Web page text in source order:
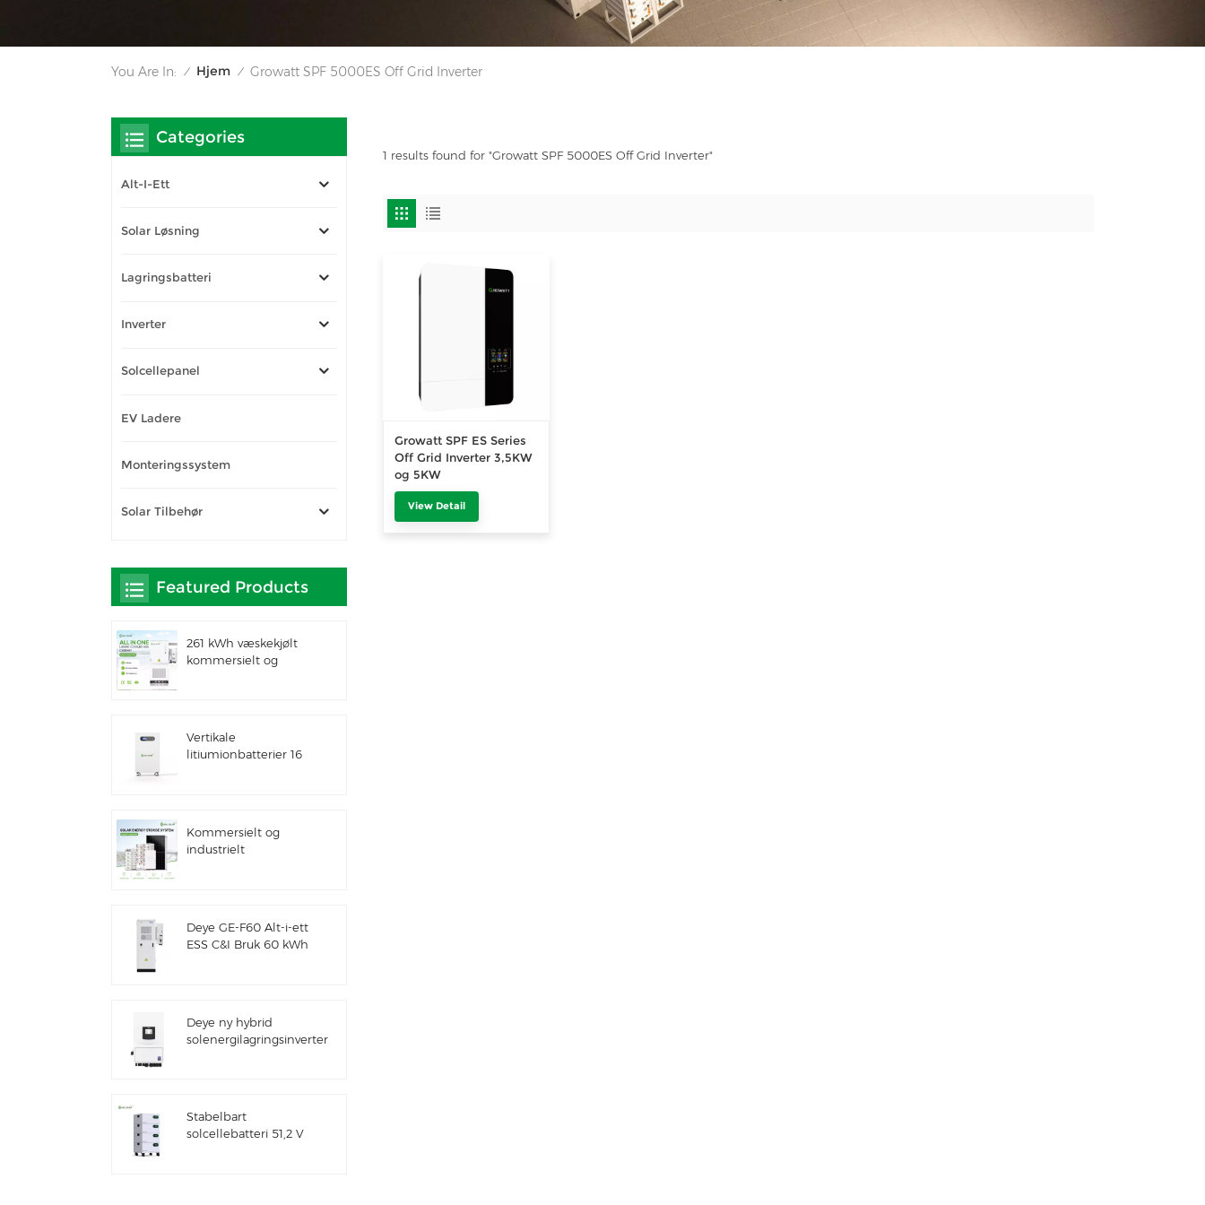
You Are In: / Hjem / Growatt SPF 5000ES Off Grid Inverter
1 results found for "Growatt SPF 5000ES Off Grid Inverter"
Growatt SPF ES Series
Off Grid Inverter 3,5KW
og 5KW
View Detail
Categories
Alt-I-Ett
Solar Løsning
Lagringsbatteri
Inverter
Solcellepanel
EV Ladere
Monteringssystem
Solar Tilbehør
Featured Products
261 kWh væskekjølt
kommersielt og
Vertikale
litiumionbatterier 16
Kommersielt og
industrielt
Deye GE-F60 Alt-i-ett
ESS C&I Bruk 60 kWh
Deye ny hybrid
solenergilagringsinverter
Stabelbart
solcellebatteri 51,2 V